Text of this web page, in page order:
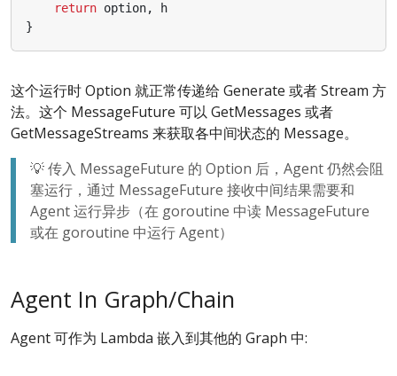
return option,
h
}
这个运行时 Option 就正常传递给 Generate 或者 Stream 方
法。这个 MessageFuture 可以 GetMessages 或者
GetMessageStreams 来获取各中间状态的 Message。
💡 传入 MessageFuture 的 Option 后，Agent 仍然会阻
塞运行，通过 MessageFuture 接收中间结果需要和
Agent 运行异步（在 goroutine 中读 MessageFuture
或在 goroutine 中运行 Agent）
Agent In Graph/Chain
Agent 可作为 Lambda 嵌入到其他的 Graph 中: